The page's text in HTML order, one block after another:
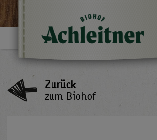
Zurück
zum Biohof